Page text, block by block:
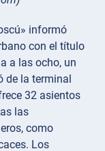
informó
con el título
a las ocho, un
de la terminal
32 asientos
las
como
Los